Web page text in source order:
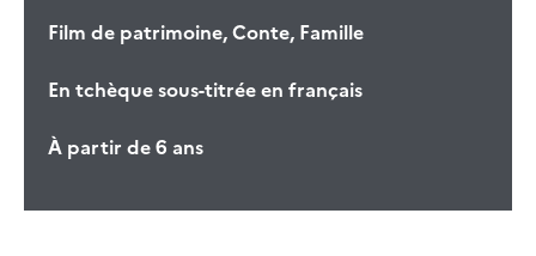
Film de patrimoine, Conte, Famille
En tchèque sous-titrée en français
À partir de 6 ans